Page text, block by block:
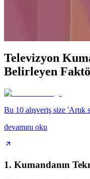
Televizyon
Belirleyen
Bu 10 alışveriş size 'Artık
devamını oku
1. Kumandanın